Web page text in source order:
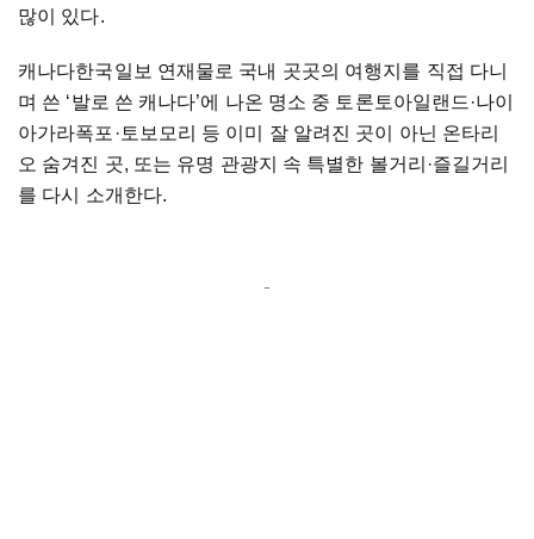
많이 있다.
캐나다한국일보 연재물로 국내 곳곳의 여행지를 직접 다니
며 쓴 ‘발로 쓴 캐나다’에 나온 명소 중 토론토아일랜드·나이
아가라폭포·토보모리 등 이미 잘 알려진 곳이 아닌 온타리
오 숨겨진 곳, 또는 유명 관광지 속 특별한 볼거리·즐길거리
를 다시 소개한다.